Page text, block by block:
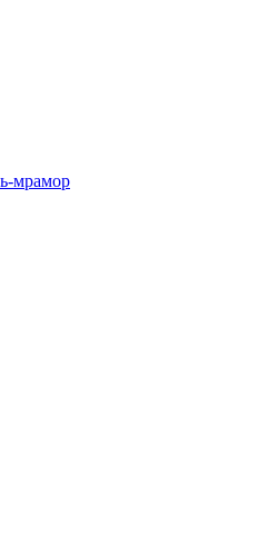
мрамор